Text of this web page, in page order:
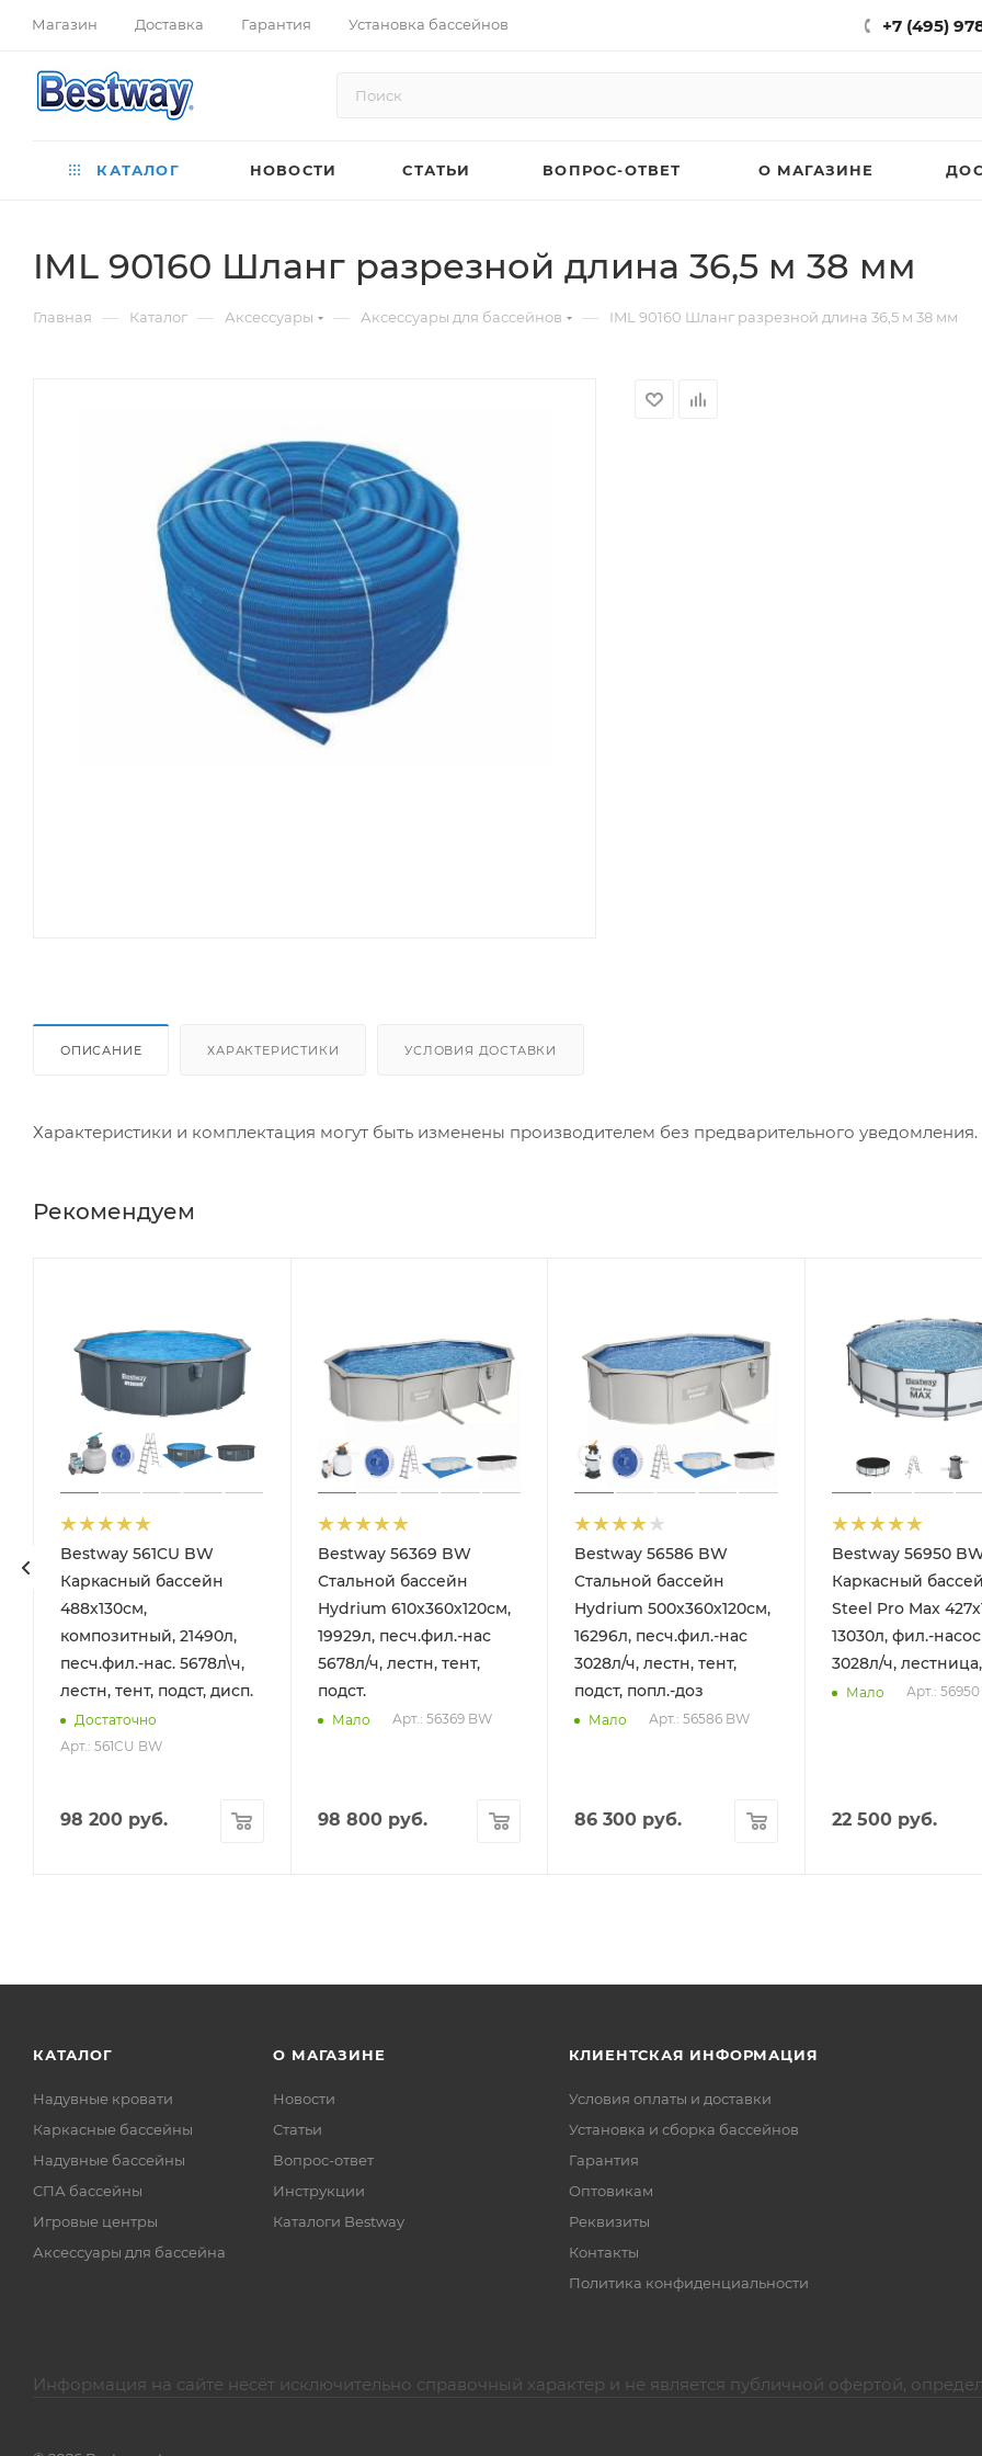
Магазин Доставка Гарантия Установка бассейнов +7 (495)
КАТАЛОГ НОВОСТИ СТАТЬИ ВОПРОС-ОТВЕТ О МАГАЗИНЕ
IML 90160 Шланг разрезной длина 36,5 м 38 мм
Главная — Каталог — Аксессуары — Аксессуары для бассейнов — IML 90160 Шланг разрезной длина 36,5 м 38 мм
ОПИСАНИЕ ХАРАКТЕРИСТИКИ УСЛОВИЯ ДОСТАВКИ
Характеристики и комплектация могут быть изменены производителем без предварительного уведомления.
Рекомендуем
Bestway 561CU BW
Каркасный бассейн
488х130см,
композитный, 21490л,
песч.фил.-нас. 5678л\ч,
лестн, тент, подст, дисп.
Достаточно
Арт.: 561CU BW
98 200руб.
Bestway 56369 BW
Стальной бассейн
Hydrium 610х360х120см,
19929л, песч.фил.-нас
5678л/ч, лестн, тент,
подст.
Мало Арт.: 56369 BW
98 800руб.
Bestway 56586 BW
Стальной бассейн
Hydrium 500х360х120см,
16296л, песч.фил.-нас
3028л/ч, лестн, тент,
подст, попл.-доз
Мало Арт.: 56586 BW
86 300 руб.
Bestway 56950
Каркасный
Steel Pro Max
13030л, фил.-насос
3028л/ч,
Мало Арт.:
22 500 руб.
КАТАЛОГ
Надувные кровати
Каркасные бассейны
Надувные бассейны
СПА бассейны
Игровые центры
Аксессуары для бассейна
О МАГАЗИНЕ
Новости
Статьи
Вопрос-ответ
Инструкции
Каталоги Bestway
КЛИЕНТСКАЯ ИНФОРМАЦИЯ
Условия оплаты и доставки
Установка и сборка бассейнов
Гарантия
Оптовикам
Реквизиты
Контакты
Политика конфиденциальности
Информация на сайте несёт исключительно справочный характер и не является публичной офертой,